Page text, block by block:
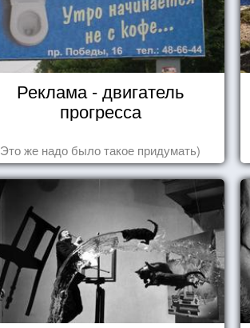
Реклама - двигатель
прогресса
Это же надо было такое придумать)